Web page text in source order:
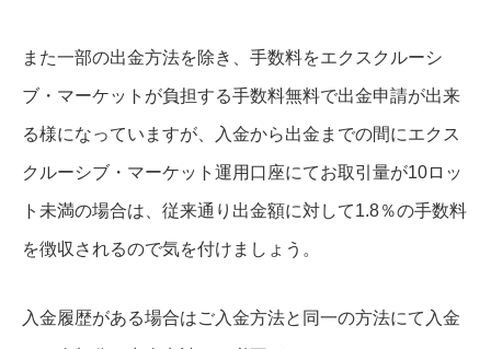
また一部の出金方法を除き、手数料をエクスクルーシ
ブ・マーケットが負担する手数料無料で出金申請が出来
る様になっていますが、入金から出金までの間にエクス
クルーシブ・マーケット運用口座にてお取引量が10ロッ
ト未満の場合は、従来通り出金額に対して1.8％の手数料
を徴収されるので気を付けましょう。
入金履歴がある場合はご入金方法と同一の方法にて入金